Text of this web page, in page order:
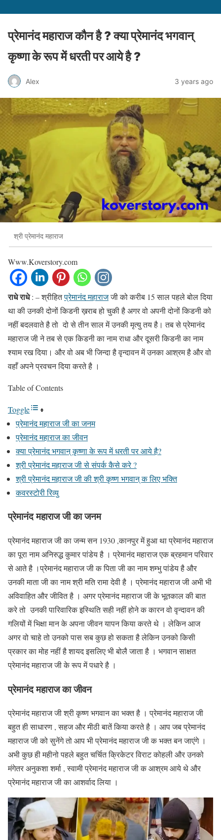
प्रेमानंद महाराज कौन है ? क्या प्रेमानंद भगवान्
कृष्णा के रूप में धरती पर आये है ?
Alex 3 years ago
श्री प्रेमानंद महाराज
Www.Koverstory.com
राधे राधे: – श्रीहितप्रेमानंदमहाराजजी को करीब 15 साल पहले बोल दिया
था की उनकी दोनों किडनी ख़राब हो चुकी है अगर वो अपनी दोनों किडनी को
नहीं बदलवाते है तो दो से तीन साल में उनकी मृत्यु तय है। तब से प्रेमानंद
महाराज जी ने तब से एक किडनी का नाम राधा और दूसरी किडनी का नाम
श्याम रख दिया। और वो अब भी जिन्दा है वृन्दावन में उनका आश्रम है और वो
वहाँ अपने प्रवचन दिया करते है ।
Table of Contents
Toggle
प्रेमानंद महाराज जी का जनम
प्रेमानंद महाराज का जीवन
क्या प्रेमानंद भगवान् कृष्णा के रूप में धरती पर आये है?
श्री प्रेमानंद महाराज जी से संपर्क कैसे करे ?
श्री प्रेमानंद महाराज जी की श्री कृष्ण भगवान् क लिए भक्ति
कवरस्टोरी रिव्यु
प्रेमानंदमहाराज जी का जनम
प्रेमानंदमहाराज जी का जन्म सन 1930 ,कानपुर में हुआ था प्रेमानंद महाराज
का पूरा नाम अनिरुद्ध कुमार पांडेय है । प्रेमानंद महाराज एक ब्रहमान परिवार
से आते है ।प्रेमानंद महाराज जी क पिता जी का नाम शम्भु पांडेय है और
उनकी माता जी का नाम श्री मतिरामा देवी है । प्रेमानंद महाराज जी अभी भी
अविवाहित और जीवित है । अगर प्रेमानंद महाराज जी के भूतकाल की बात
करे तो उनकी पारिवारिक इस्थिति सही नहीं होने क कारन वो वृन्दावन की
गलियों में भिक्षा मान के अपना जीवन यापन किया करते थे । लेकिन आज
अगर वो चाहे तो उनको पास सब कुछ हो सकता है लेकिन उनको किसी
प्रकार कामोहनहीं है शायद इसलिए भी बोलै जाता है । भगवान साक्षत
प्रेमानंद महाराज जी के रूप में पधारे है ।
प्रेमानंदमहाराज का जीवन
प्रेमानंद महाराज जी श्री कृष्ण भगवान का भक्त है । प्रेमानंद महाराज जी
बहुत ही साधारण , सहज और मीठी बातें किया करते है । आप जब प्रेमानंद
महाराज जी को सुनेंगे तो आप भी प्रेमानंद महाराज जी क भक्त बन जाएंगे ।
अभी कुछ ही महीनो पहले बहुत चर्चित क्रिकेटर विराट कोहली और उनको
मंगेतर अनुकशा शर्मा , स्वामी प्रेमानंद महाराज जी क आश्रम आये थे और
प्रेमानंद महाराज जी का आशर्वाद लिया ।